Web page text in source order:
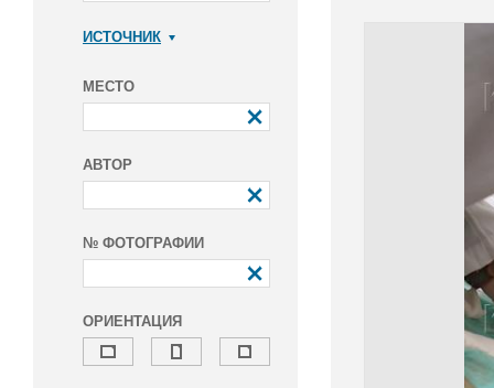
ИСТОЧНИК
МЕСТО
АВТОР
№ ФОТОГРАФИИ
ОРИЕНТАЦИЯ